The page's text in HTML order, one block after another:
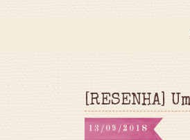
[RESENHA]
13/09/2018